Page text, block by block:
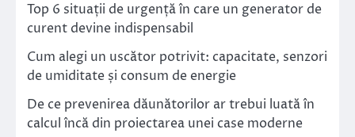
Top 6 situații de urgență în care un generator de
curent devine indispensabil
Cum alegi un uscător potrivit: capacitate, senzori
de umiditate și consum de energie
De ce prevenirea dăunătorilor ar trebui luată în
calcul încă din proiectarea unei case moderne